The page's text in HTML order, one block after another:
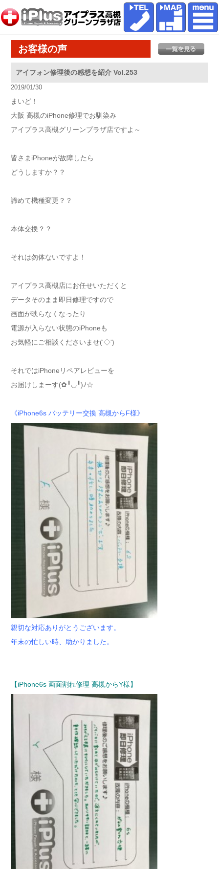
お客様の声
アイフォン修理後の感想を紹介 Vol.253
2019/01/30
まいど！
大阪 高槻のiPhone修理でお馴染み
アイプラス高槻グリーンプラザ店ですよ～
皆さまiPhoneが故障したら
どうしますか？？
諦めて機種変更？？
本体交換？？
それは勿体ないですよ！
アイプラス高槻店にお任せいただくと
データそのまま即日修理ですので
画面が映らなくなったり
電源が入らない状態のiPhoneも
お気軽にご相談くださいませ('◇')ゞ
それではiPhoneリペアレビューを
お届けしまーす(✿╹◡╹)ﾉ☆
《iPhone6s バッテリー交換 高槻からF様》
親切な対応ありがとうございます。
年末の忙しい時、助かりました。
【iPhone6s 画面割れ修理 高槻からY様】